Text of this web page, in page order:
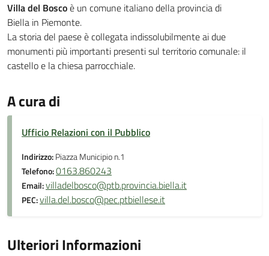
Villa del Boscoè un comune italiano della provincia di
Biella in Piemonte.
La storia del paese è collegata indissolubilmente ai due
monumenti più importanti presenti sul territorio comunale: il
castello e la chiesa parrocchiale.
A cura di
Ufficio Relazioni con il Pubblico
Indirizzo:Piazza Municipio n.1
Telefono:0163.860243
Email:villadelbosco@ptb.provincia.biella.it
PEC:villa.del.bosco@pec.ptbiellese.it
Ulteriori Informazioni